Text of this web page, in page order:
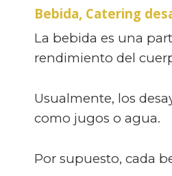
Bebida, Catering
La bebida es una
rendimiento del
Usualmente, los
como jugos o agua.
Por supuesto, cada